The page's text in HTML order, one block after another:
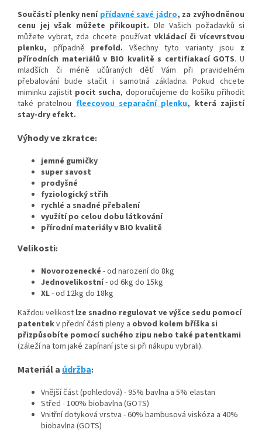
Součástí plenky není přídavné savé jádro, za zvýhodněnou
cenu jej však můžete přikoupit. Dle Vašich požadavků si
můžete vybrat, zda chcete používat vkládací či vícevrstvou
plenku, případně prefold. Všechny tyto varianty jsou z
přírodních materiálů v BIO kvalitě s certifiakací GOTS. U
mladších či méně učůraných dětí Vám při pravidelném
přebalování bude stačit i samotná základna. Pokud chcete
miminku zajistit pocit sucha, doporučujeme do košíku přihodit
také pratelnoufleecovou separační plenku, která zajistí
stay-dry efekt.
Výhody ve zkratce:
jemné gumičky
super savost
prodyšné
fyziologický střih
rychlé a snadné přebalení
využítí po celou dobu látkování
přírodní materiály v BIO kvalitě
Velikosti:
Novorozenecké - od narození do 8kg
Jednovelikostní- od 6kg do 15kg
XL- od 12kg do 18kg
Každou velikost lze snadno regulovat ve výšce sedu pomocí
patentekv přední části pleny a obvod kolem bříška si
přizpůsobíte pomocí suchého zipu nebo také patentkami
(záleží na tom jaké zapínaní jste si při nákupu vybrali).
Materiál a údržba:
Vnější část (pohledová) - 95% bavlna a 5% elastan
Střed - 100% biobavlna (GOTS)
Vnitřní dotyková vrstva - 60% bambusová viskóza a 40%
biobavlna (GOTS)